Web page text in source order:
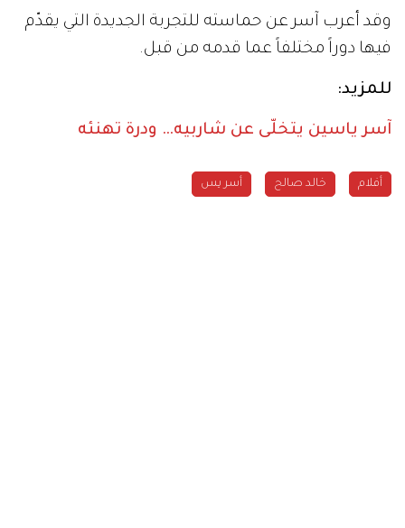
وقد أعرب آسر عن حماسته للتجربة الجديدة التي يقدّم
فيها دوراً مختلفاً عما قدمه من قبل.
للمزيد:
آسر ياسين يتخلّى عن شاربيه… ودرة تهنئه
أفلام خالد صالح أسر يس